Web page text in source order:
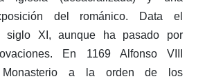
del románico. Data el
siglo XI, aunque ha pasado por
En 1169 Alfonso VIII
a la orden de los